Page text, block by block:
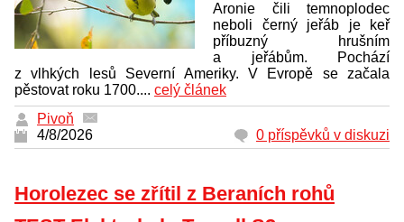
Aronie čili temnoplodec
neboli černý jeřáb je keř
příbuzný hrušním
a jeřábům. Pochází
z vlhkých lesů Severní Ameriky. V Evropě se začala
pěstovat roku 1700.... celý článek
Pivoň
4/8/2026
0 příspěvků v diskuzi
Horolezec se zřítil z Beraních rohů